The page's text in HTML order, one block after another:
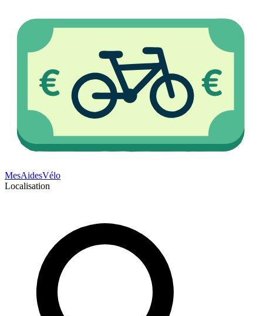
MesAidesVélo
Localisation